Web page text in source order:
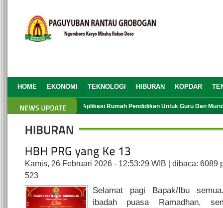
HOME EKONOMI TEKNOLOGI HIBURAN KOPDAR
HBH PRG yang Ke 13 Aplikasi Rumah Pendidikan Untuk Guru Dan Murid
Kamis, 26 Februari 2026 - 12:53:29 WIB
dibaca: 6089
523
Selamat pagi Bapak/Ibu
ibadah puasa Ramadhan,